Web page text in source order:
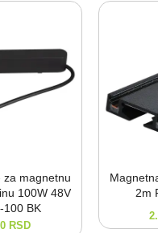
za magnetnu
100W 48V
⁠100 BK
RSD
2m